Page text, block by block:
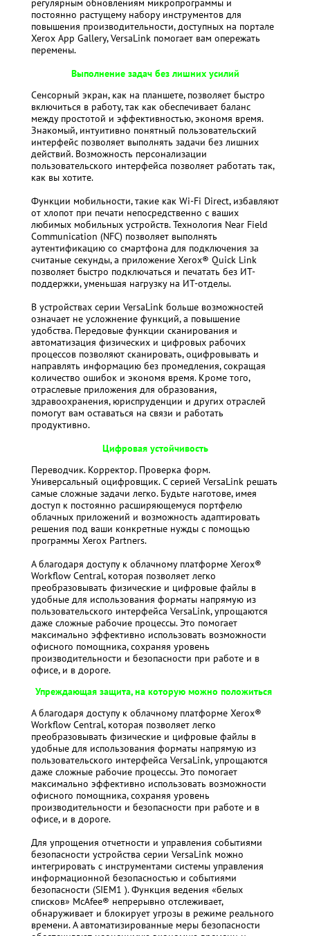
регулярным обновлениям микропрограммы и
постоянно растущему набору инструментов для
повышения производительности, доступных на портале
Xerox App Gallery, VersaLink помогает вам опережать
перемены.
Выполнение задач без лишних усилий
Сенсорный экран, как на планшете, позволяет быстро
включиться в работу, так как обеспечивает баланс
между простотой и эффективностью, экономя время.
Знакомый, интуитивно понятный пользовательский
интерфейс позволяет выполнять задачи без лишних
действий. Возможность персонализации
пользовательского интерфейса позволяет работать так,
как вы хотите.
Функции мобильности, такие как Wi-Fi Direct, избавляют
от хлопот при печати непосредственно с ваших
любимых мобильных устройств. Технология Near Field
Communication (NFC) позволяет выполнять
аутентификацию со смартфона для подключения за
считаные секунды, а приложение Xerox® Quick Link
позволяет быстро подключаться и печатать без ИТ-
поддержки, уменьшая нагрузку на ИТ-отделы.
В устройствах серии VersaLink больше возможностей
означает не усложнение функций, а повышение
удобства. Передовые функции сканирования и
автоматизация физических и цифровых рабочих
процессов позволяют сканировать, оцифровывать и
направлять информацию без промедления, сокращая
количество ошибок и экономя время. Кроме того,
отраслевые приложения для образования,
здравоохранения, юриспруденции и других отраслей
помогут вам оставаться на связи и работать
продуктивно.
Цифровая устойчивость
Переводчик. Корректор. Проверка форм.
Универсальный оцифровщик. С серией VersaLink решать
самые сложные задачи легко. Будьте наготове, имея
доступ к постоянно расширяющемуся портфелю
облачных приложений и возможность адаптировать
решения под ваши конкретные нужды с помощью
программы Xerox Partners.
А благодаря доступу к облачному платформе Xerox®
Workflow Central, которая позволяет легко
преобразовывать физические и цифровые файлы в
удобные для использования форматы напрямую из
пользовательского интерфейса VersaLink, упрощаются
даже сложные рабочие процессы. Это помогает
максимально эффективно использовать возможности
офисного помощника, сохраняя уровень
производительности и безопасности при работе и в
офисе, и в дороге.
Упреждающая защита, на которую можно положиться
А благодаря доступу к облачному платформе Xerox®
Workflow Central, которая позволяет легко
преобразовывать физические и цифровые файлы в
удобные для использования форматы напрямую из
пользовательского интерфейса VersaLink, упрощаются
даже сложные рабочие процессы. Это помогает
максимально эффективно использовать возможности
офисного помощника, сохраняя уровень
производительности и безопасности при работе и в
офисе, и в дороге.
Для упрощения отчетности и управления событиями
безопасности устройства серии VersaLink можно
интегрировать с инструментами системы управления
информационной безопасностью и событиями
безопасности (SIEM1 ). Функция ведения «белых
списков» McAfee® непрерывно отслеживает,
обнаруживает и блокирует угрозы в режиме реального
времени. А автоматизированные меры безопасности